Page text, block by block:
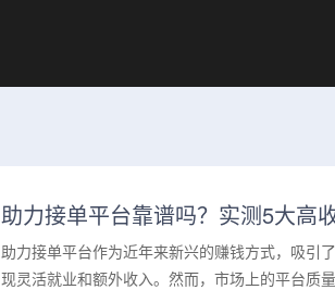
助力接单平台靠谱吗？实测5大高
助力接单平台作为近年来新兴的赚钱方式，吸引
现灵活就业和额外收入。然而，市场上的平台质